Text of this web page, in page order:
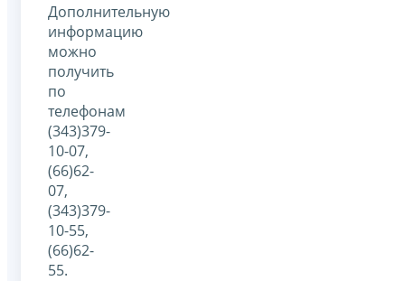
Дополнительную
информацию
можно
получить
по
телефонам
(343)379-
10-07,
(66)62-
07,
(343)379-
10-55,
(66)62-
55.